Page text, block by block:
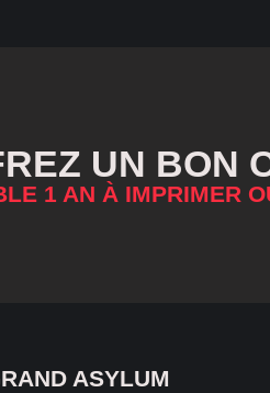
UN BON
1 AN À IMPRIMER
ASYLUM